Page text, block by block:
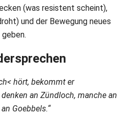
(was resistent scheint),
und der Bewegung neues
hört, bekommt er
an Zündloch, manche an
Goebbels.“